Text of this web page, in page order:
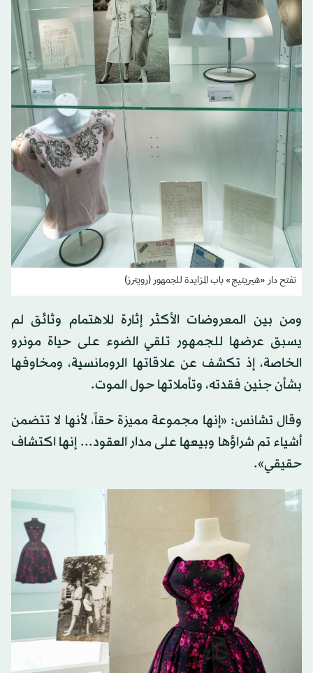
تفتح دار «هيريتيج» باب المزايدة للجمهور (رويترز)
ومن بين المعروضات الأكثر ‌إثارة للاهتمام وثائق لم
‌يسبق عرضها للجمهور تلقي الضوء على ​حياة مونرو
الخاصة، إذ ‌تكشف عن علاقاتها الرومانسية، ومخاوفها
بشأن جنين فقدته، ‌وتأملاتها حول الموت.
وقال تشانس: «إنها مجموعة مميزة حقاً، لأنها لا تتضمن
أشياء تم شراؤها وبيعها على مدار العقود... إنها اكتشاف
حقيقي».